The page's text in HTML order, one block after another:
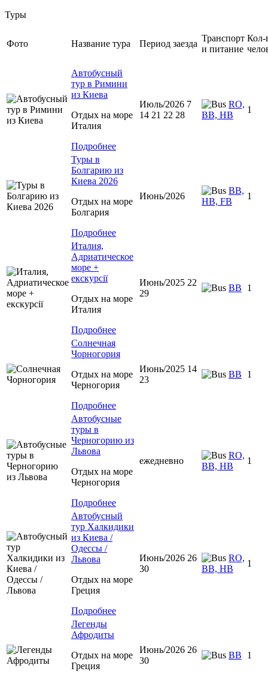
Туры
Фото Название тура Период заезда
Транспорт
и питание
Кол-
Автобусный
тур в Римини
из Киева
Отдых на море
Италия
Подробнее
Июль/2026 7
14 21 22 28
RO,
BB, HB
1
Туры в
Болгарию из
Киева 2026
Отдых на море
Болгария
Подробнее
Июнь/2026
BB,
HB, FB
1
Италия,
Адриатическое
море +
екскурсії
Отдых на море
Италия
Подробнее
Июнь/2025 22
29
BB 1
Солнечная
Чорногория
Отдых на море
Черногория
Подробнее
Июнь/2025 14
23
BB 1
Автобусные
туры в
Черногорию из
Львова
Отдых на море
Черногория
Подробнее
ежедневно
RO,
BB, HB
1
Автобусный
тур Халкидики
из Киева /
Одессы /
Львова
Отдых на море
Греция
Подробнее
Июнь/2026 26
30
RO,
BB, HB
1
Легенды
Афродиты
Отдых на море
Греция
Июнь/2026 26
30
ВВ 1